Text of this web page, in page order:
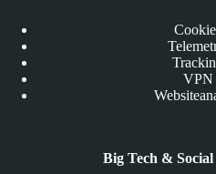
VPN
Big Tech &